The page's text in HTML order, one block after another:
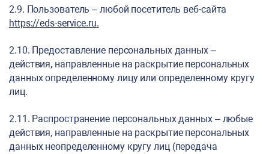
2.9. Пользователь – любой посетитель веб-сайта
https://eds-service.ru.
2.10. Предоставление персональных данных –
действия, направленные на раскрытие персональных
данных определенному лицу или определенному кругу
лиц.
2.11. Распространение персональных данных – любые
действия, направленные на раскрытие персональных
данных неопределенному кругу лиц (передача